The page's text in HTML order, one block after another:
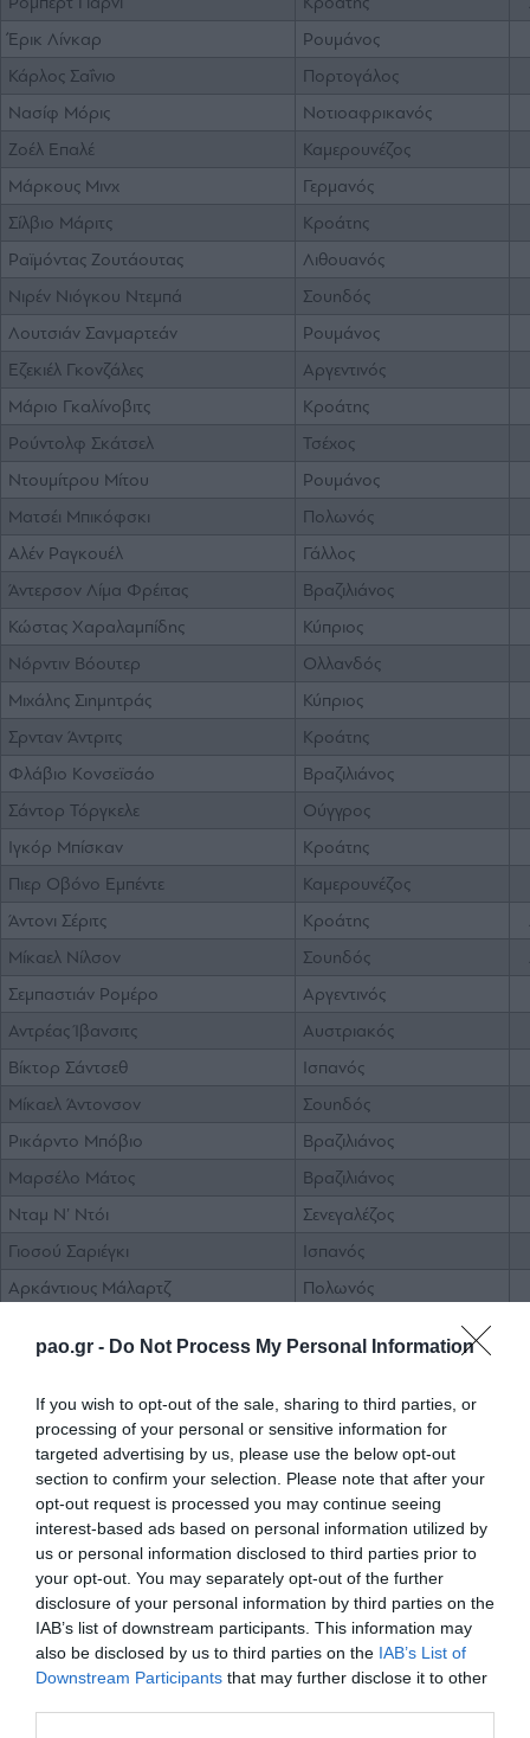
pao.gr - Do Not Process My Personal Information
If you wish to opt-out of the sale, sharing to third parties, or
processing of your personal or sensitive information for
targeted advertising by us, please use the below opt-out
section to confirm your selection. Please note that after your
opt-out request is processed you may continue seeing
interest-based ads based on personal information utilized by
us or personal information disclosed to third parties prior to
your opt-out. You may separately opt-out of the further
disclosure of your personal information by third parties on the
IAB’s list of downstream participants. This information may
also be disclosed by us to third parties on the IAB’s List of
Downstream Participants that may further disclose it to other
Έρικ Λίνκαρ
Ρουμάνος
Κάρλος Σαΐνιο
Πορτογάλος
Νασίφ Μόρις
Νοτιοαφρικανός
Ζοέλ Επαλέ
Καμερουνέζος
Μάρκους Μινχ
Γερμανός
Σίλβιο Μάριτς
Κροάτης
Ραϊμόντας Ζουτάουτας
Λιθουανός
Νιρέν Νιόγκου Ντεμπά
Σουηδός
Λουτσιάν Σανμαρτεάν
Ρουμάνος
Εζεκιέλ Γκονζάλες
Αργεντινός
Μάριο Γκαλίνοβιτς
Κροάτης
Ρούντολφ Σκάτσελ
Τσέχος
Ντουμίτρου Μίτου
Ρουμάνος
Ματσέι Μπικόφσκι
Πολωνός
Αλέν Ραγκουέλ
Γάλλος
Άντερσον Λίμα Φρέιτας
Βραζιλιάνος
Κώστας Χαραλαμπίδης
Κύπριος
Νόρντιν Βόουτερ
Ολλανδός
Μιχάλης Σιημητράς
Κύπριος
Σρνταν Άντριτς
Κροάτης
Φλάβιο Κονσεϊσάο
Βραζιλιάνος
Σάντορ Τόργκελε
Ούγγρος
Ιγκόρ Μπίσκαν
Κροάτης
Πιερ Οβόνο Εμπέντε
Καμερουνέζος
Άντονι Σέριτς
Κροάτης
Μίκαελ Νίλσον
Σουηδός
Σεμπαστιάν Ρομέρο
Αργεντινός
Αντρέας Ίβανσιτς
Αυστριακός
Βίκτορ Σάντσεθ
Ισπανός
Μίκαελ Άντονσον
Σουηδός
Ρικάρντο Μπόβιο
Βραζιλιάνος
Μαρσέλο Μάτος
Βραζιλιάνος
Νταμ Ν’ Ντόι
Σενεγαλέζος
Γιοσού Σαριέγκι
Ισπανός
Αρκάντιους Μάλαρτζ
Πολωνός
Σιμάο Μάτε Τζούνιορ
Έλντερ Ποστίγκα
Πορτογάλος
Μανούτσο Γκονσάλβες
Αγκολέζος
Ζιλμπέρτο Σίλβα
Βραζιλιάνος
Ροντρίγκο Σόουζα
Βραζιλιάνος
Νοτιοαφρικανός
Γκάμπριελ Σάντος
Βραζιλιάνος
Άντε Ρουκάβινα
Κροάτης
Κλέιτον Σίλβα
Βραζιλιάνος